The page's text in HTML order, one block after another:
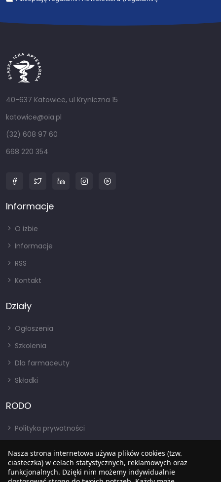
40-637 Katowice, ul Kryniczna 15
katowice@oia.pl
(32) 608 97 60
668 220 354
Informacje
O izbie
Informacje
RSS
Kontakt
Działy
Ogłoszenia
Szkolenia
Dla farmaceuty
Składki
RODO
Polityka prywatności
RODO
Nasza strona internetowa używa plików cookies (tzw.
ciasteczka) w celach statystycznych, reklamowych oraz
funkcjonalnych. Dzięki nim możemy indywidualnie